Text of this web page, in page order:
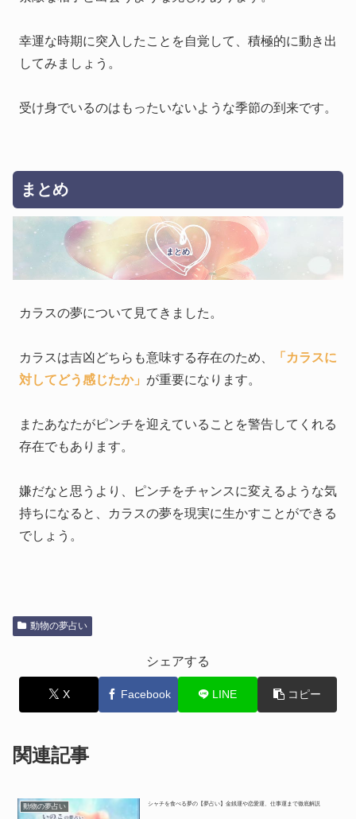
幸運な時期に突入したことを自覚して、積極的に動き出
してみましょう。
受け身でいるのはもったいないような季節の到来です。
まとめ
まとめ
カラスの夢について見てきました。
カラスは吉凶どちらも意味する存在のため、
「カラスに
対してどう感じたか」 が重要になります。
またあなたがピンチを迎えていることを警告してくれる
存在でもあります。
嫌だなと思うより、ピンチをチャンスに変えるような気
持ちになると、カラスの夢を現実に生かすことができる
でしょう。
動物の夢占い
シェアする
X Facebook LINE コピー
関連記事
動物の夢占い シャチを食べる夢の【夢占い】金銭運や恋愛運、仕事運まで徹底解説